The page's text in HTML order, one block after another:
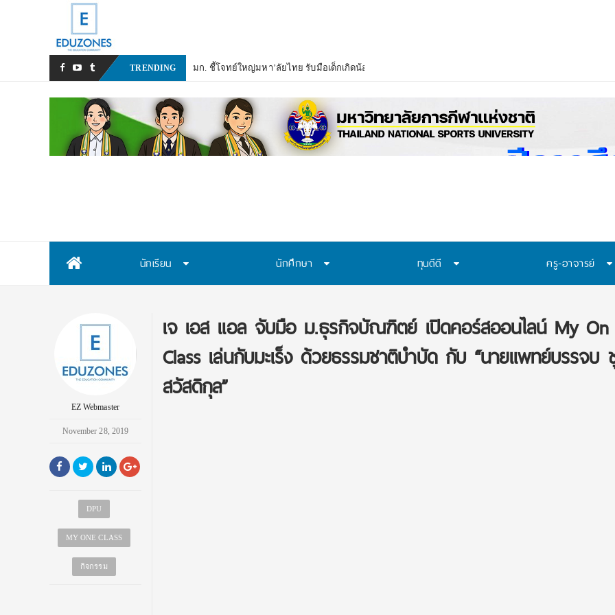
TRENDING มก. ชี้โจทย์ใหญ่มหา’ลัยไทย รับมือเด็กเกิดน้อย–งบวิจัยลด เร่งปรับสู่ Lifelong Learning ย้ำไม่ขึ้นค่าเทอม
นักเรียน นักศึกษา ทุนดีดี ครู-อาจารย์
EZ Webmaster
November 28, 2019
DPU
MY ONE CLASS
กิจกรรม
เจ เอส แอล จับมือ ม.ธุรกิจบัณฑิตย์ เปิดคอร์สออนไลน์ My On
Class เล่นกับมะเร็ง ด้วยธรรมชาติบำบัด กับ “นายแพทย์บรรจ
สวัสดิกุล”